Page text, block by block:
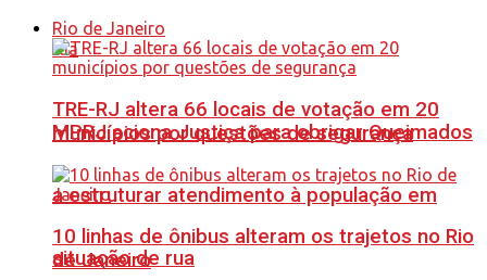
MPRJ aciona Justiça para obrigar Queimados
a estruturar atendimento à população em
situação de rua
Rio de Janeiro
TRE-RJ altera 66 locais de votação em 20
municípios por questões de segurança
10 linhas de ônibus alteram os trajetos no Rio
de Janeiro